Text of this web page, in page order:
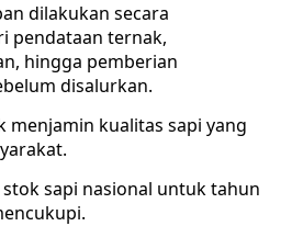
dilakukan secara
pendataan ternak,
hingga pemberian
disalurkan.
menjamin kualitas sapi yang
sapi nasional untuk tahun